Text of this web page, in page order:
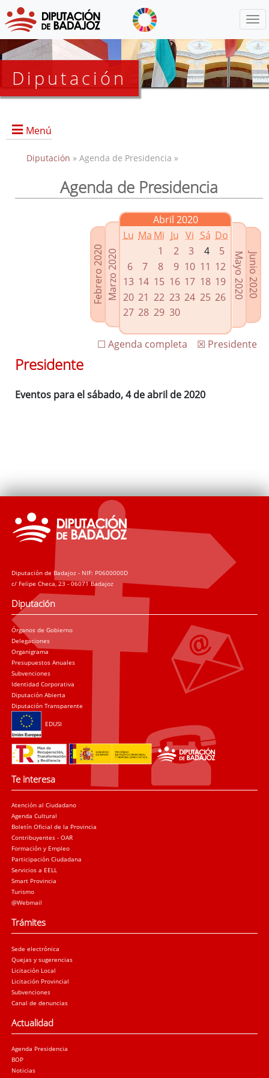
Diputación
Menú
Presidencia
Enlaces relacionados
Agenda de Presidencia
Plenos provinciales y Juntas de gobierno
Oficina de Proyectos Europeos
Diputación » Agenda de Presidencia »
Agenda de Presidencia
Febrero 2020Marzo 2020
Abril 2020
Lu Ma Mi Ju Vi Sá Do
1
2 3 4
5
6
7 8 9 10 11 12
13 14 15 16 17 18 19
20 21 22 23 24 25 26
27 28 29 30
Junio 2020
Mayo 2020
☒ Presidente
☐ Agenda completa
Presidente
Eventos para el sábado, 4 de abril de 2020
Diputación de Badajoz - NIF: P0600000D
c/ Felipe Checa, 23 - 06071 Badajoz
Diputación
Órganos de Gobierno
Delegaciones
Organigrama
Presupuestos Anuales
Subvenciones
Identidad Corporativa
Diputación Abierta
Diputación Transparente
EDUSI
Te interesa
Atención al Ciudadano
Agenda Cultural
Boletín Oficial de la Provincia
Contribuyentes - OAR
Formación y Empleo
Participación Ciudadana
Servicios a EELL
Smart Provincia
Turismo
@Webmail
Trámites
Sede electrónica
Quejas y sugerencias
Licitación Local
Licitación Provincial
Subvenciones
Canal de denuncias
Actualidad
Agenda Presidencia
BOP
Noticias